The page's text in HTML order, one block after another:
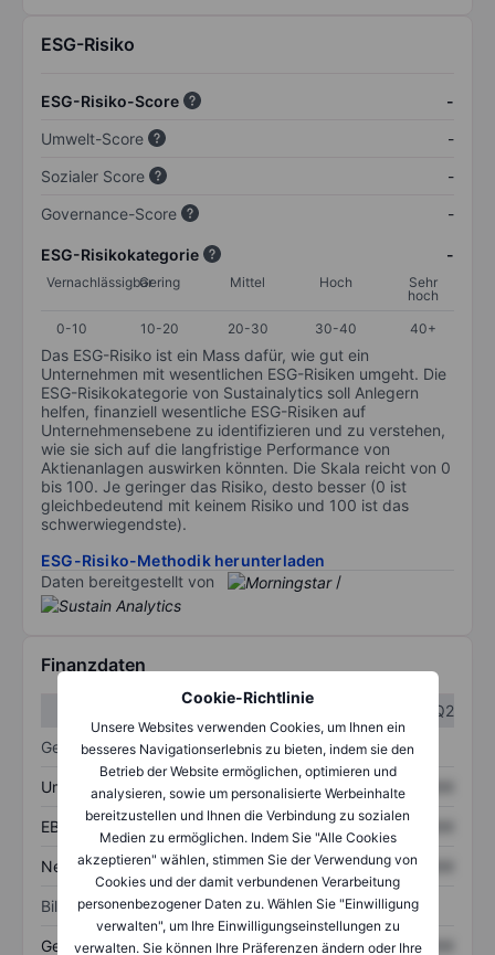
Cookie-Richtlinie
Unsere Websites verwenden Cookies, um Ihnen ein
besseres Navigationserlebnis zu bieten, indem sie den
Betrieb der Website ermöglichen, optimieren und
analysieren, sowie um personalisierte Werbeinhalte
bereitzustellen und Ihnen die Verbindung zu sozialen
Medien zu ermöglichen. Indem Sie "Alle Cookies
akzeptieren" wählen, stimmen Sie der Verwendung von
Cookies und der damit verbundenen Verarbeitung
personenbezogener Daten zu. Wählen Sie "Einwilligung
verwalten", um Ihre Einwilligungseinstellungen zu
verwalten. Sie können Ihre Präferenzen ändern oder Ihre
ESG-Risiko
ESG-Risiko-Score
-
Umwelt-Score
-
Sozialer Score
-
Governance-Score
-
ESG-Risikokategorie -
VernachlässigbarGering Mittel Hoch
Sehr
hoch
0-10
10-20 20-30 30-40 40+
Das ESG-Risiko ist ein Mass dafür, wie gut ein
Unternehmen mit wesentlichen ESG-Risiken umgeht. Die
ESG-Risikokategorie von Sustainalytics soll Anlegern
helfen, finanziell wesentliche ESG-Risiken auf
Unternehmensebene zu identifizieren und zu verstehen,
wie sie sich auf die langfristige Performance von
Aktienanlagen auswirken könnten. Die Skala reicht von 0
bis 100. Je geringer das Risiko, desto besser (0 ist
gleichbedeutend mit keinem Risiko und 100 ist das
schwerwiegendste).
ESG-Risiko-Methodik herunterladen
Daten bereitgestellt von
/
Finanzdaten
Q2
Gewinn- und Verlustrechnung
Umsatz XXXXXXX XXXXXXX
EBITDA XXXXXXX XXXXXXX
Nettoeinkommen XXXXXXX XXXXXXX
Bilanz
Gesamtvermögen XXXXXXX XXXXXXX